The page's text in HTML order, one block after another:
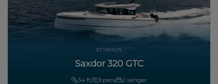
STYRHUS
Saxdor 320 GTC
34 ft 9 pers 2 senger